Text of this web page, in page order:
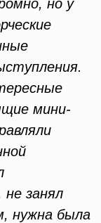
но у
мини-
не занял
нужна была